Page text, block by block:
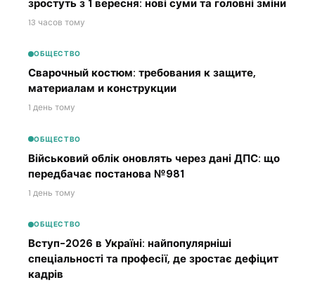
зростуть з 1 вересня: нові суми та головні зміни
13 часов тому
ОБЩЕСТВО
Сварочный костюм: требования к защите,
материалам и конструкции
1 день тому
ОБЩЕСТВО
Військовий облік оновлять через дані ДПС: що
передбачає постанова №981
1 день тому
ОБЩЕСТВО
Вступ-2026 в Україні: найпопулярніші
спеціальності та професії, де зростає дефіцит
кадрів